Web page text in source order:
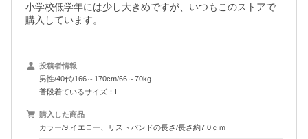
小学校低学年には少し大きめですが、いつもこのストアで
購入しています。
投稿者情報
男性/40代/166～170cm/66～70kg
普段着ているサイズ：L
購入した商品
カラー/9.イエロー、リストバンドの長さ/長さ約7.0ｃｍ